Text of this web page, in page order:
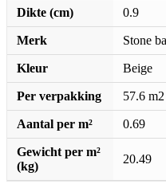
Dikte (cm) 0.9
Merk Stone
Kleur Beige
Per verpakking 57.6 m2
Aantal per m² 0.69
Gewicht per m²
(kg)
20.49